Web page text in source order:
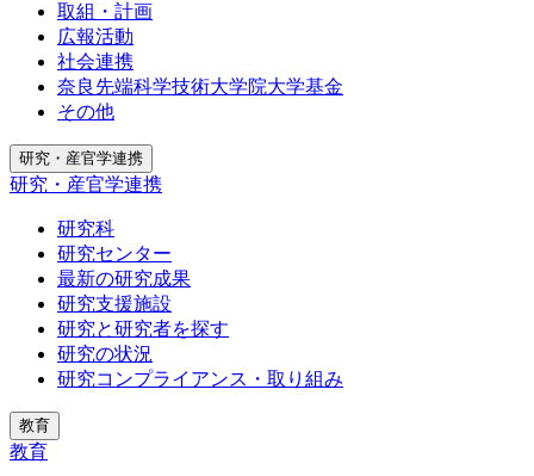
取組・計画
広報活動
社会連携
奈良先端科学技術大学院大学基金
その他
研究・産官学連携
研究・産官学連携
研究科
研究センター
最新の研究成果
研究支援施設
研究と研究者を探す
研究の状況
研究コンプライアンス・取り組み
教育
教育